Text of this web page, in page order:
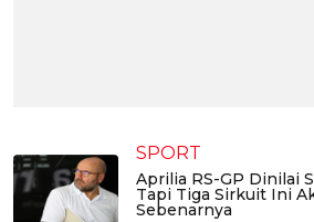
SPORT
Aprilia RS-GP Dinilai
Tapi Tiga Sirkuit Ini
Sebenarnya